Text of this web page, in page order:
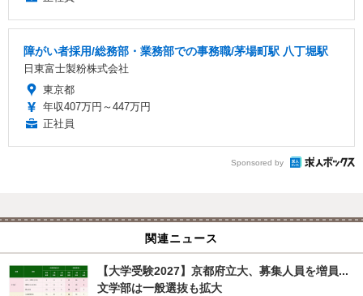
障がい者採用/総務部・業務部での事務職/茅場町駅 八丁堀駅
日東富士製粉株式会社
東京都
年収407万円～447万円
正社員
Sponsored by
関連ニュース
【大学受験2027】京都府立大、募集人員を増員...
文学部は一般選抜も拡大